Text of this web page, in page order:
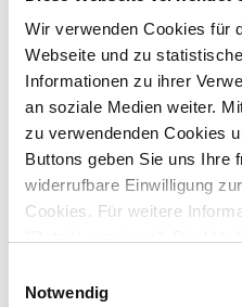
Wir verwenden Cookies für
Webseite und zu
Informationen zu ihrer
an soziale Medien weiter.
zu verwendenden Cookies
Buttons geben Sie uns Ihre
widerrufbare Einwilligung
Cookies. Für weitere
Datenschutzerklärung
Notwendig
Anbieter:
Deutsche Gesellschaft f.
Ansprechpartner:
Grünstr. 25
47625 Kevelaer
Tel:
02832/9718037